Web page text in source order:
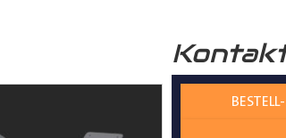
unseremYouTube Kanal einfach und